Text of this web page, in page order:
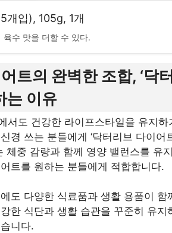
개입), 105g, 1개
수 맛을 더할 수 있다.
트의 완벽한 조합, ‘닥
는 이유
서도 건강한 라이프스타일을 유지
경 쓰는 분들에게 ‘닥터리브 다이어
체중 감량과 함께 영양 밸런스를 유
트를 원하는 분들에게 적합합니다.
도 다양한 식료품과 생활 용품이
한 식단과 생활 습관을 꾸준히 유
니다.